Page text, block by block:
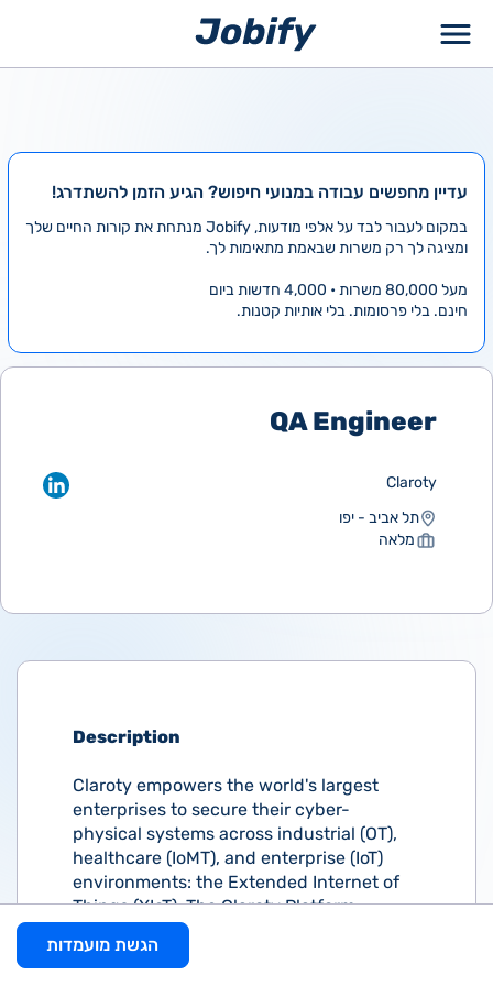
עדיין מחפשים עבודה במנועי חיפוש? הגיע הזמן להשתדרג!
במקום לעבור לבד על אלפי מודעות, Jobify מנתחת את קורות החיים שלך
ומציגה לך רק משרות שבאמת מתאימות לך.
מעל 80,000 משרות • 4,000 חדשות ביום
חינם. בלי פרסומות. בלי אותיות קטנות.
QA Engineer
Claroty
תל אביב - יפו
מלאה
Description
Claroty empowers the world's largest
enterprises to secure their cyber-
physical systems across industrial (OT),
healthcare (IoMT), and enterprise (IoT)
environments: the Extended Internet of
Things (XIoT). The Claroty Platform
integrates with customers’ existing
infrastructure to provide a full range of
הגשת מועמדות